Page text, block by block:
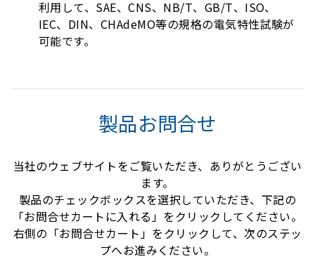
利用して、SAE、CNS、NB/T、GB/T、ISO、
IEC、DIN、CHAdeMO等の規格の電気特性試験が
可能です。
製品お問合せ
当社のウェブサイトをご覧いただき、ありがとうござい
ます。
製品のチェックボックスを選択していただき、下記の
「お問合せカートに入れる」をクリックしてください。
右側の「お問合せカート」をクリックして、次のステッ
プへお進みください。